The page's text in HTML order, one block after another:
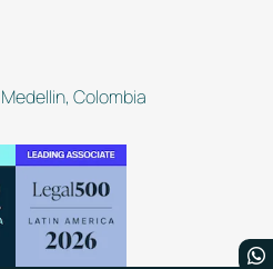
Colombia